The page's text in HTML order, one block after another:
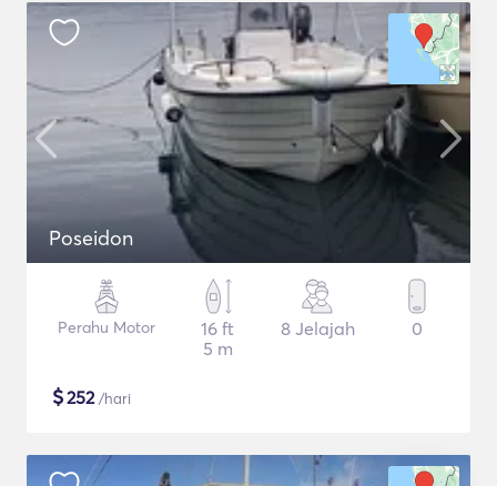
Poseidon
Perahu Motor
16 ft
5 m
8 Jelajah 0
$252/hari